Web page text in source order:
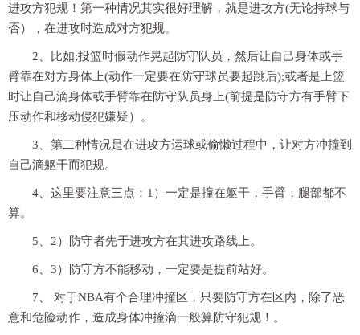
进攻方犯规！第一种情况其实很好理解，就是进攻方(无论持球与
否），在进攻时造成对方犯规。
2、比如;投篮时假动作晃起防守队员，然后让自己身体或手
臂靠在对方身体上(动作一定要在防守球员要起跳后);或者是上篮
时让自己滴身体或手臂靠在防守队员身上(前提是防守方有手臂下
压动作和移动侵犯嫌疑）。
3、第二种情况是在进攻方运球或偷懒过程中，让对方冲撞到
自己滴躯干而犯规。
4、这里要注意三点：1）一定是撞在躯干，手臂，腿部都不
算。
5、2）防守者先于进攻方在其进攻路线上。
6、3）防守方不能移动，一定要是提前站好。
7、 对于NBA有个合理冲撞区，只要防守方在区内，除了恶
意和危险动作，造成身体冲撞滴一般算防守犯规！。